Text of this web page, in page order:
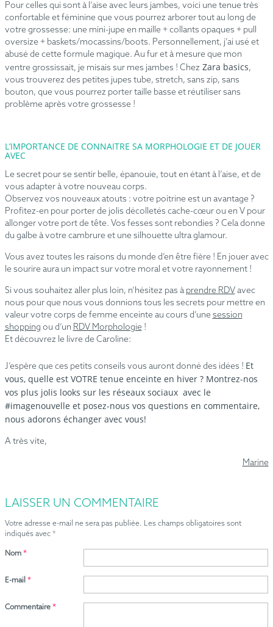
Pour celles qui sont à l’aise avec leurs jambes, voici une tenue très
confortable et féminine que vous pourrez arborer tout au long de
votre grossesse: une mini-jupe en maille + collants opaques + pull
oversize + baskets/mocassins/boots. Personnellement, j’ai usé et
abusé de cette formule magique. Au fur et à mesure que mon
ventre grossissait, je misais sur mes jambes ! Chez Zara basics,
vous trouverez des petites jupes tube, stretch, sans zip, sans
bouton, que vous pourrez porter taille basse et réutiliser sans
problème après votre grossesse !
L’IMPORTANCE DE CONNAITRE SA MORPHOLOGIE ET DE JOUER
AVEC
Le secret pour se sentir belle, épanouie, tout en étant à l’aise, et de
vous adapter à votre nouveau corps.
Observez vos nouveaux atouts : votre poitrine est un avantage ?
Profitez-en pour porter de jolis décolletés cache-cœur ou en V pour
allonger votre port de tête. Vos fesses sont rebondies ? Cela donne
du galbe à votre cambrure et une silhouette ultra glamour.
Vous avez toutes les raisons du monde d’en être fière ! En jouer avec
le sourire aura un impact sur votre moral et votre rayonnement !
Si vous souhaitez aller plus loin, n’hésitez pas àprendre RDVavec
nous pour que nous vous donnions tous les secrets pour mettre en
valeur votre corps de femme enceinte au cours d’une session
shopping ou d’un RDV Morphologie !
Et découvrez le livre de Caroline:
J’espère que ces petits conseils vous auront donné des idées ! Et
vous, quelle est VOTRE tenue enceinte en hiver ? Montrez-nos
vos plus jolis looks sur les réseaux sociaux avec le
#imagenouvelle et posez-nous vos questions en commentaire,
nous adorons échanger avec vous!
A très vite,
Marine
LAISSER UN COMMENTAIRE
Votre adresse e-mail ne sera pas publiée. Les champs obligatoires sont
indiqués avec *
Commentaire *
Nom *
E-mail *